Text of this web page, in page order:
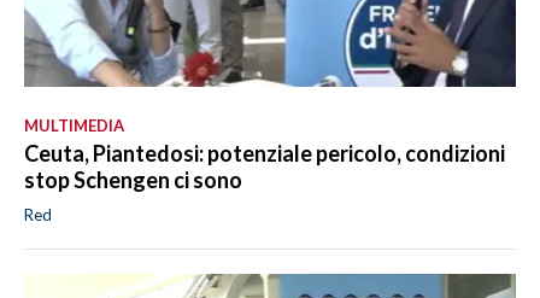
MULTIMEDIA
Ceuta, Piantedosi: potenziale pericolo, condizioni
stop Schengen ci sono
Red